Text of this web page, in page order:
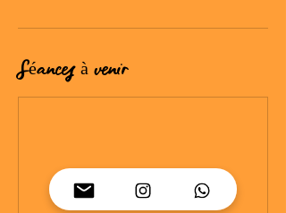
Séances à venir